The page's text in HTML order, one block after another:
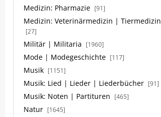
Medizin: Pharmazie [91]
Medizin: Veterinärmedizin | Tiermedizin
[27]
Militär | Militaria [1960]
Mode | Modegeschichte [117]
Musik [1151]
Musik: Lied | Lieder | Liederbücher [91]
Musik: Noten | Partituren [465]
Natur [1645]